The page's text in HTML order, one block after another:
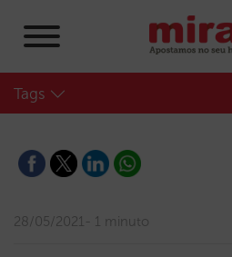
Tags
28/05/2021 1 minuto